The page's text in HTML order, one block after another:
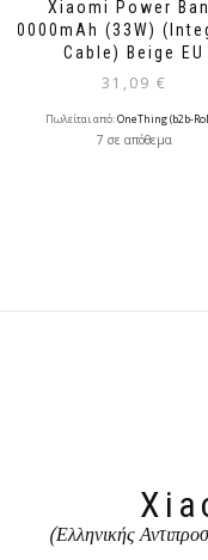
Xiaomi Power
20000mAh (33W)
Cable) Beige EU
31,09 €
Πωλείται από:OneThing (b2b-
7 σε απόθεμα
(Ελληνικής